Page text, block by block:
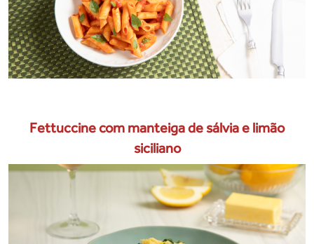
Fettuccine com manteiga de sálvia e limão
siciliano